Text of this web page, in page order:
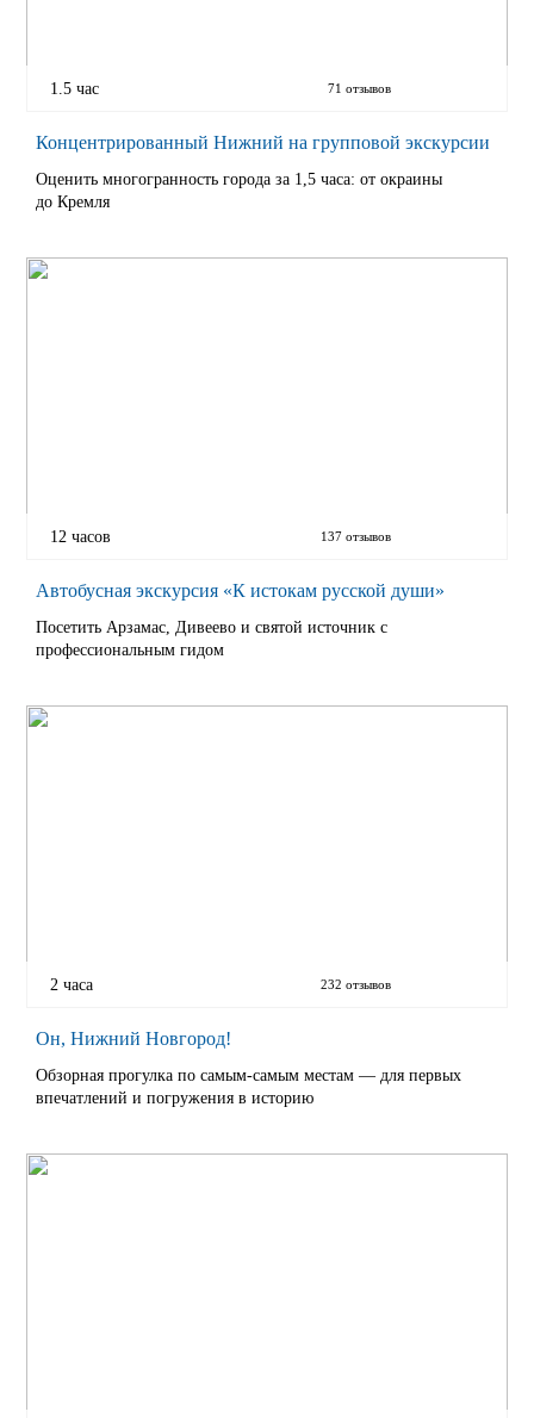
1.5 час 71 отзывов
Концентрированный Нижний на групповой экскурсии
Оценить многогранность города за 1,5 часа: от окраины
до Кремля
12 часов 137 отзывов
Автобусная экскурсия «К истокам русской души»
Посетить Арзамас, Дивеево и святой источник с
профессиональным гидом
2 часа 232 отзывов
Он, Нижний Новгород!
Обзорная прогулка по самым-самым местам — для первых
впечатлений и погружения в историю